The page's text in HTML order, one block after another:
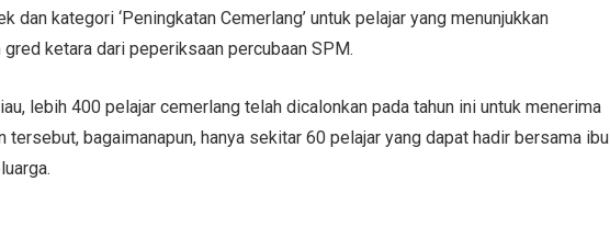
dan kategori ‘Peningkatan Cemerlang’ untuk pelajar yang menunjukkan
gred ketara dari peperiksaan percubaan SPM.
lebih 400 pelajar cemerlang telah dicalonkan pada tahun ini untuk menerima
tersebut, bagaimanapun, hanya sekitar 60 pelajar yang dapat hadir bersama ibu